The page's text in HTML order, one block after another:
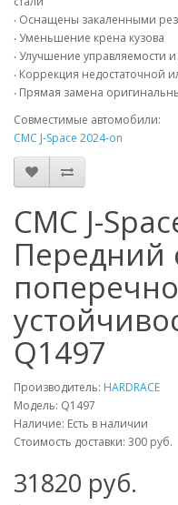
‧ Оснащены закаленными
‧ Уменьшение крена кузова
‧ Улучшение управляемости и
‧ Коррекция недостаточной
‧ Прямая замена
Совместимые автомобили:
CMC J-Space 2024-on
CMC J-
Передний
Q1497
Производитель: HARDRACE
Модель: Q1497
Наличие: Есть в наличии
Стоимость доставки: 300 руб.
31820 руб.